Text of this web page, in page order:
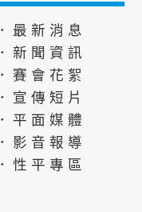
．最新消息
．新聞資訊
．賽會花絮
．宣傳短片
．平面媒體
．影音報導
．性平專區